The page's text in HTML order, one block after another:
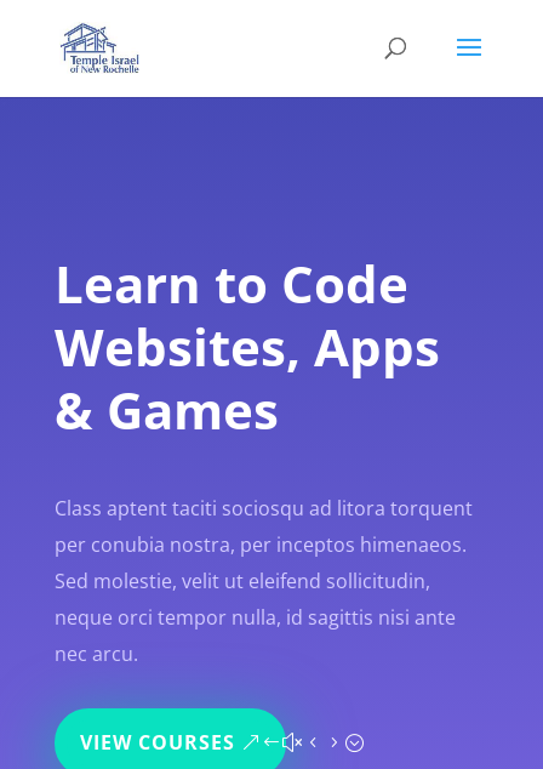
Learn to Code
Websites, Apps
& Games
Class aptent taciti sociosqu ad litora torquent
per conubia nostra, per inceptos himenaeos.
Sed molestie, velit ut eleifend sollicitudin,
neque orci tempor nulla, id sagittis nisi ante
nec arcu.
VIEW COURSES